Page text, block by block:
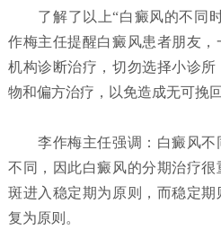
了解了以上“白癜风的不同时
作梅主任提醒白癜风患者朋友
机构诊断治疗，切勿选择小诊
物和偏方治疗，以免造成无可挽
李作梅主任强调：白癜风不
不同，因此白癜风的分期治疗
斑进入稳定期为原则，而稳定
复为原则。